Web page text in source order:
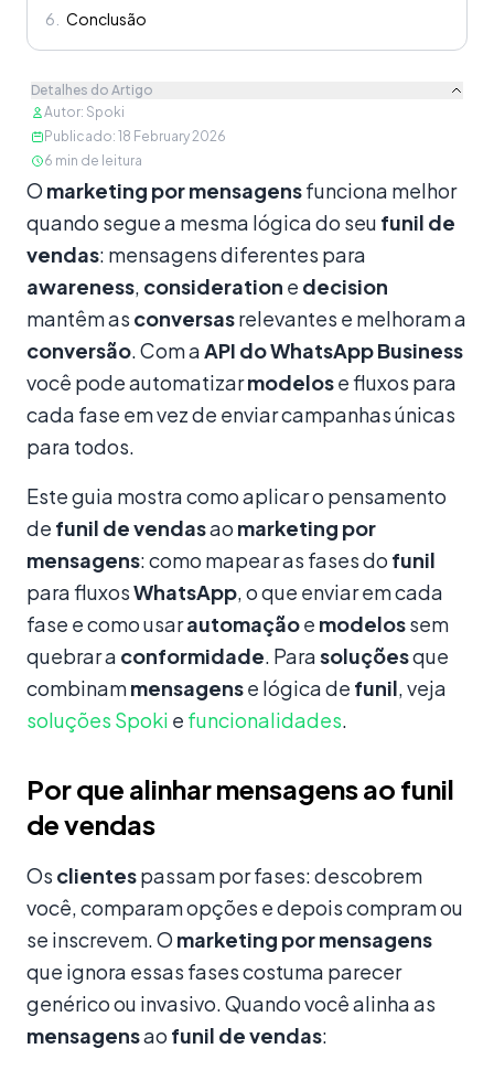
6
Conclusão
Detalhes do Artigo
Autor: Spoki
Publicado: 18 February 2026
6 min de leitura
Conteúdo
O marketing por mensagensfunciona melhor
quando segue a mesma lógica do seu funil de
vendas: mensagens diferentes para
awareness, consideration e decision
mantêm as conversasrelevantes e melhoram a
conversão. Com aAPI do WhatsApp Business
você pode automatizarmodelose fluxos para
cada fase em vez de enviar campanhas únicas
para todos.
Este guia mostra como aplicar o pensamento
de funil de vendasao marketing por
mensagens: como mapear as fases do funil
para fluxosWhatsApp, o que enviar em cada
fase e como usarautomaçãoe modelossem
quebrar a conformidade. Parasoluçõesque
combinammensagense lógica de funil, veja
soluções Spoki e funcionalidades.
Por que alinhar mensagens ao funil
de vendas
Os clientespassam por fases: descobrem
você, comparam opções e depois compram ou
se inscrevem. O marketing por mensagens
que ignora essas fases costuma parecer
genérico ou invasivo. Quando você alinha as
mensagensao funil de vendas: